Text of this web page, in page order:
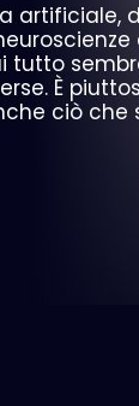
artificiale,
tutto
È
ciò che